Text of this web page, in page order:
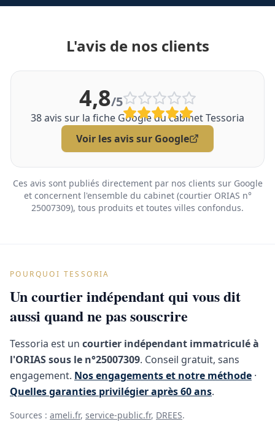
L'avis de nos clients
4,8/5
38avis sur la fiche Google du cabinet Tessoria
Voir les avis sur Google
Ces avis sont publiés directement par nos clients sur Google
et concernent l'ensemble du cabinet (courtier ORIAS n°
25007309), tous produits et toutes villes confondus.
POURQUOI TESSORIA
Un courtier indépendant qui vous dit
aussi quand ne pas souscrire
Tessoria est un courtier indépendant immatriculé à
l'ORIAS sous le n°25007309. Conseil gratuit, sans
engagement. Nos engagements et notre méthode ·
Quelles garanties privilégier après 60 ans.
Sources : ameli.fr, service-public.fr, DREES.